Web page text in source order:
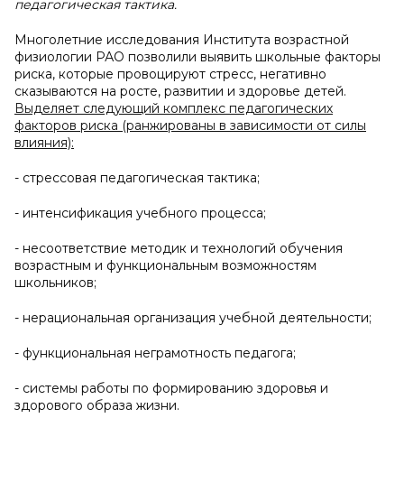
педагогическая тактика.
Многолетние исследования Института возрастной
физиологии РАО позволили выявить школьные факторы
риска, которые провоцируют стресс, негативно
сказываются на росте, развитии и здоровье детей.
Выделяет следующий комплекс педагогических
факторов риска (ранжированы в зависимости от силы
влияния):
- стрессовая педагогическая тактика;
- интенсификация учебного процесса;
- несоответствие методик и технологий обучения
возрастным и функциональным возможностям
школьников;
- нерациональная организация учебной деятельности;
- функциональная неграмотность педагога;
- системы работы по формированию здоровья и
здорового образа жизни.